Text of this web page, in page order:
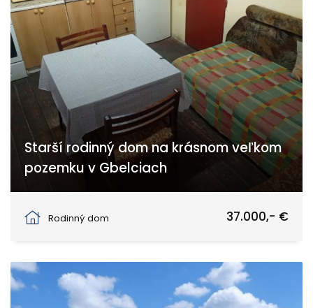
Starší rodinný dom na krásnom veľkom
pozemku v Gbelciach
Rodinný dom
37.000,- €